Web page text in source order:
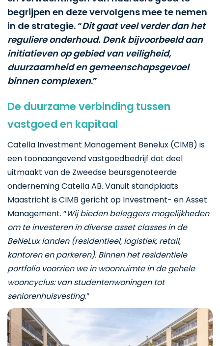
begrijpen en deze vervolgens mee te nemen
in de strategie. “Dit gaat veel verder dan het
reguliere onderhoud. Denk bijvoorbeeld aan
initiatieven op gebied van veiligheid,
duurzaamheid en gemeenschapsgevoel
binnen complexen.”
De duurzame verbinding tussen
vastgoed en kapitaal
Catella Investment Management Benelux (CIMB) is
een toonaangevend vastgoedbedrijf dat deel
uitmaakt van de Zweedse beursgenoteerde
onderneming Catella AB. Vanuit standplaats
Maastricht is CIMB gericht op Investment- en Asset
Management. “Wij bieden beleggers mogelijkheden
om te investeren in diverse asset classes in de
BeNeLux landen (residentieel, logistiek, retail,
kantoren en parkeren). Binnen het residentiele
portfolio voorzien we in woonruimte in de gehele
wooncyclus: van studentenwoningen tot
seniorenhuisvesting.”